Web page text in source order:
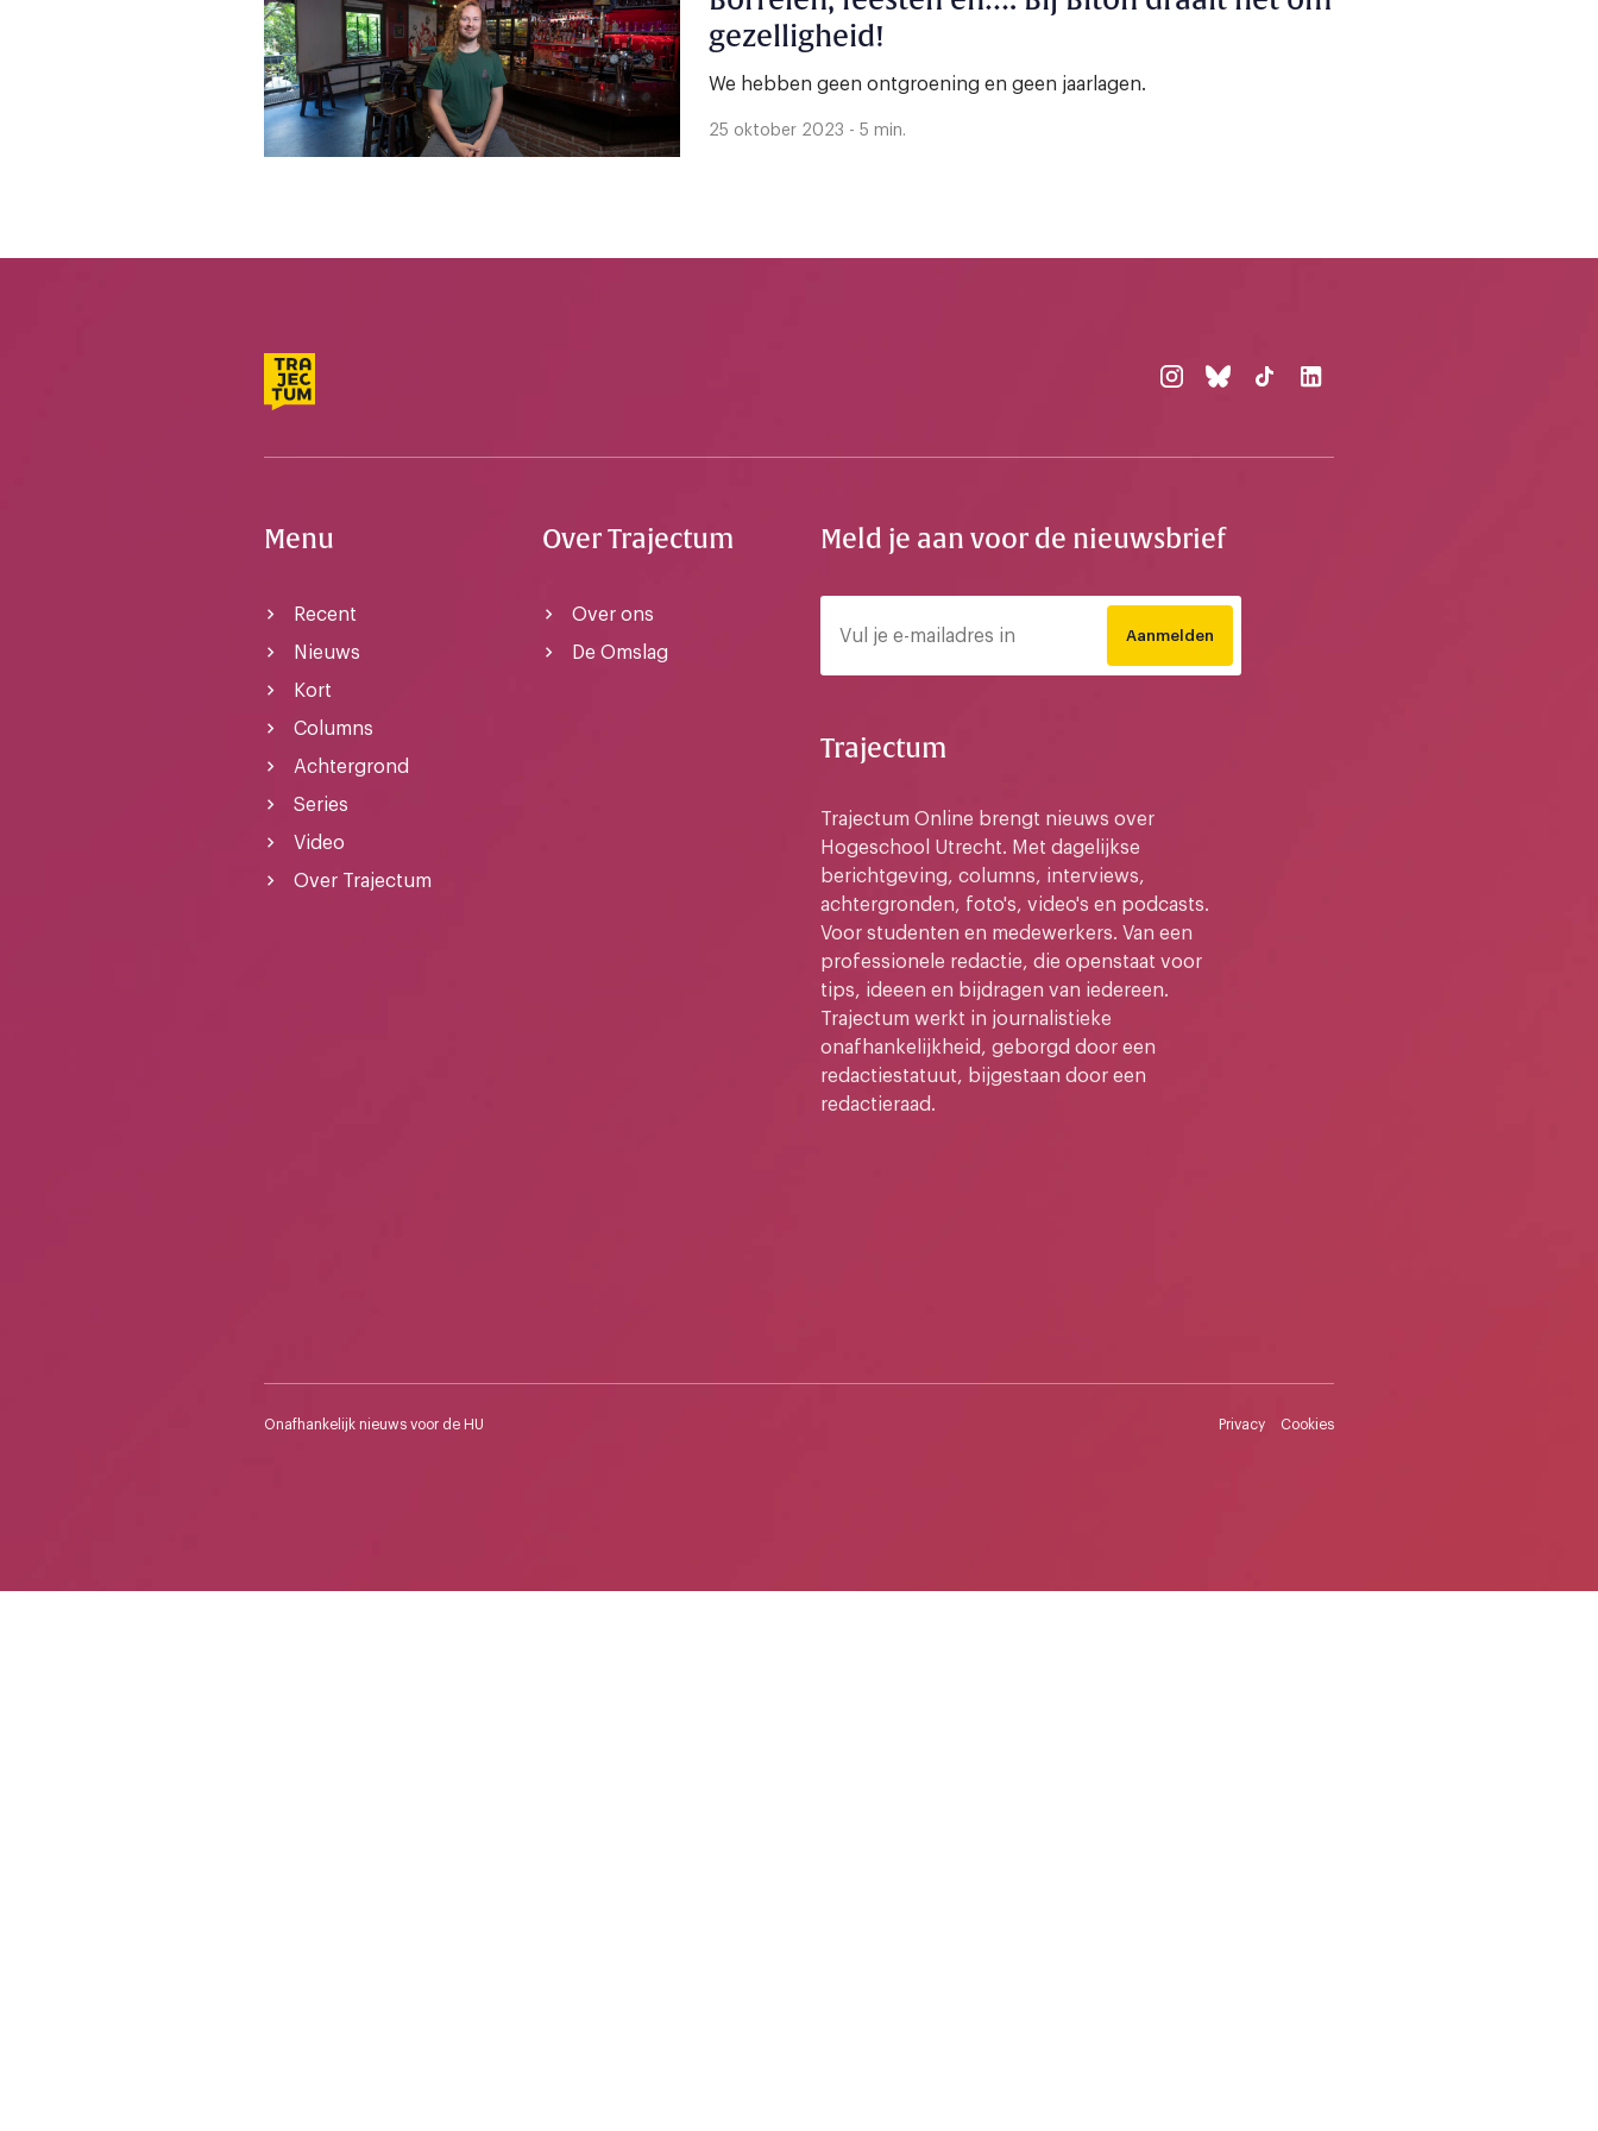
gezelligheid!
We hebben geen ontgroening en geen jaarlagen.
25 oktober 2023 - 5 min.
Menu
Recent
Nieuws
Kort
Columns
Achtergrond
Series
Video
Over Trajectum
Over Trajectum
Over ons
De Omslag
Meld je aan voor de nieuwsbrief
Aanmelden
Trajectum
Trajectum Online brengt nieuws over
Hogeschool Utrecht. Met dagelijkse
berichtgeving, columns, interviews,
achtergronden, foto's, video's en podcasts.
Voor studenten en medewerkers. Van een
professionele redactie, die openstaat voor
tips, ideeen en bijdragen van iedereen.
Trajectum werkt in journalistieke
onafhankelijkheid, geborgd door een
redactiestatuut, bijgestaan door een
redactieraad.
Onafhankelijk nieuws voor de HU Privacy Cookies